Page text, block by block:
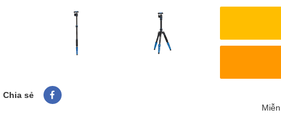
Chia sẻ